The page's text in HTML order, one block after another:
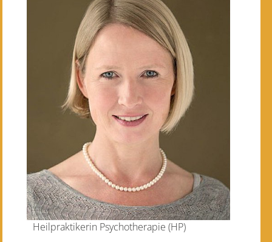
Heilpraktikerin Psychotherapie (HP)